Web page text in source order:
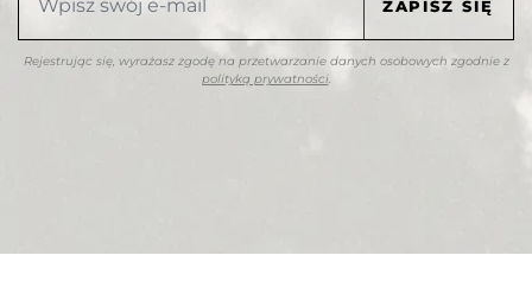
Rejestrując się, wyrażasz zgodę na przetwarzanie danych osobowych zgodnie z
polityką prywatności.